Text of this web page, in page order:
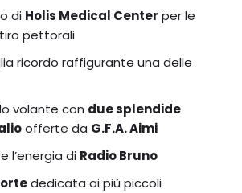
di Holis Medical Center per le
pettorali
ricordo raffigurante una delle
volante con due splendide
offerte da G.F.A. Aimi
l’energia di Radio Bruno
dedicata ai più piccoli